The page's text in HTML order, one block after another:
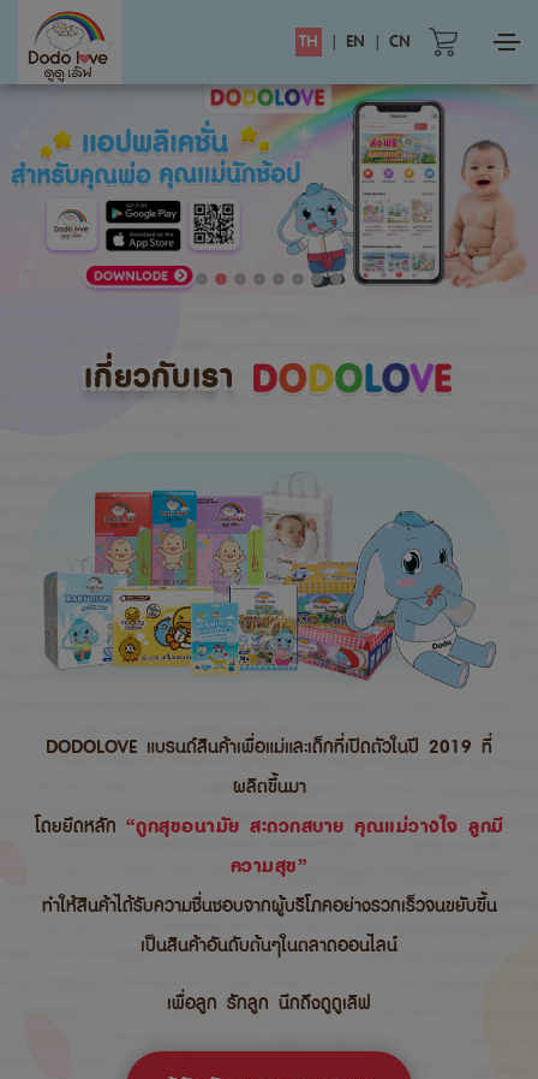
TH | EN | CN
เกี่ยวกับเรา
DODOLOVE แบรนด์สินค้าเพื่อแม่และเด็กที่เปิดตัวในปี 2019 ที่
ผลิตขึ้นมา
โดยยึดหลัก “ถูกสุขอนามัย สะดวกสบาย คุณแม่วางใจ ลูกมี
ความสุข”
ทำให้สินค้าได้รับความชื่นชอบจากผู้บริโภคอย่างรวกเร็วจนขยับขึ้น
เป็นสินค้าอันดับต้นๆในตลาดออนไลน์
เพื่อลูก รักลูก นึกถึงดูดูเลิฟ